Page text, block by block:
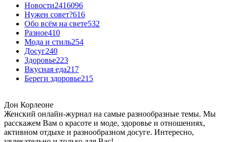
Новости2416096
Нужен совет?616
Обо всём на свете532
Разное410
Мода и стиль254
Досуг240
Здоровье223
Вкусная еда217
Береги здоровье215
Дон Корлеоне
Женский онлайн-журнал на самые разнообразные темы. Мы
расскажем Вам о красоте и моде, здоровье и отношениях,
активном отдыхе и разнообразном досуге. Интересно,